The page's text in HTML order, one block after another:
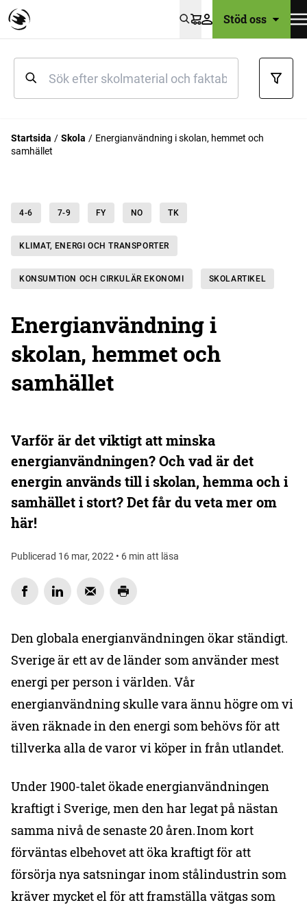
VarukorgStöd oss
Startsida Skola
Energianvändning i skolan, hemmet och
samhället
4-6 7-9 FY NO TK
KLIMAT, ENERGI OCH TRANSPORTER
KONSUMTION OCH CIRKULÄR EKONOMI SKOLARTIKEL
Energianvändning i
skolan, hemmet och
samhället
Varför är det viktigt att minska
energianvändningen? Och vad är det
energin används till i skolan, hemma och i
samhället i stort? Det får du veta mer om
här!
Publicerad 16 mar, 2022 • 6 min att läsa
Den globala energianvändningen ökar ständigt.
Sverige är ett av de länder som använder mest
energi per person i världen. Vår
energianvändning skulle vara ännu högre om vi
även räknade in den energi som behövs för att
tillverka alla de varor vi köper in från utlandet.
Under 1900-talet ökade energianvändningen
kraftigt i Sverige, men den har legat på nästan
samma nivå de senaste 20 åren. Inom kort
förväntas elbehovet att öka kraftigt för att
försörja nya satsningar inom stålindustrin som
kräver mycket el för att framställa vätgas som